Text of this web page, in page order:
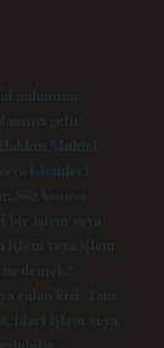
anlamına
gelir.
Muhtel
işlemleri
Söz konusu
bir işlem veya
işlem veya işlem
demek?
çalan kişi. Tam
idari işlem veya